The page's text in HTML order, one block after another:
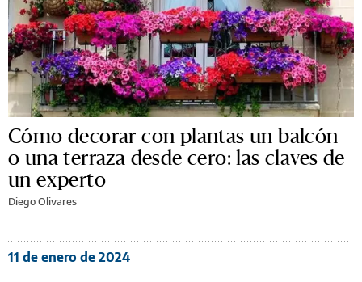
Cómo decorar con plantas un balcón
o una terraza desde cero: las claves de
un experto
Diego Olivares
11 de enero de 2024